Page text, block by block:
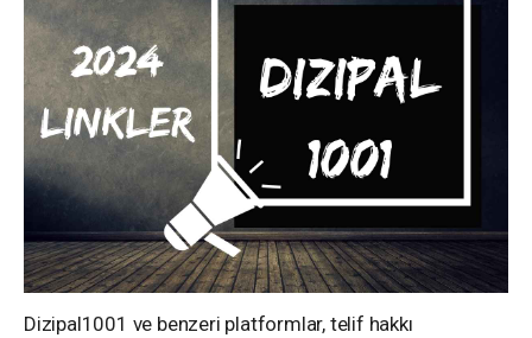
Dizipal1001 ve benzeri platformlar, telif hakkı